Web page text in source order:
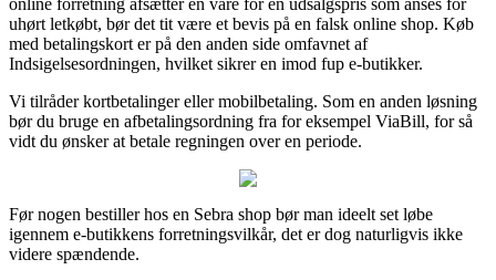
uhørt letkøbt, bør det tit være et bevis på en falsk online shop. Køb
med betalingskort er på den anden side omfavnet af
Indsigelsesordningen, hvilket sikrer en imod fup e-butikker.
Vi tilråder kortbetalinger eller mobilbetaling. Som en anden løsning
bør du bruge en afbetalingsordning fra for eksempel ViaBill, for så
vidt du ønsker at betale regningen over en periode.
Før nogen bestiller hos en Sebra shop bør man ideelt set løbe
igennem e-butikkens forretningsvilkår, det er dog naturligvis ikke
videre spændende.